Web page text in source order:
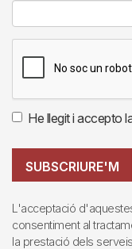
He llegit i accepto
SUBSCRIURE'M
L'acceptació
consentiment al
la prestació dels